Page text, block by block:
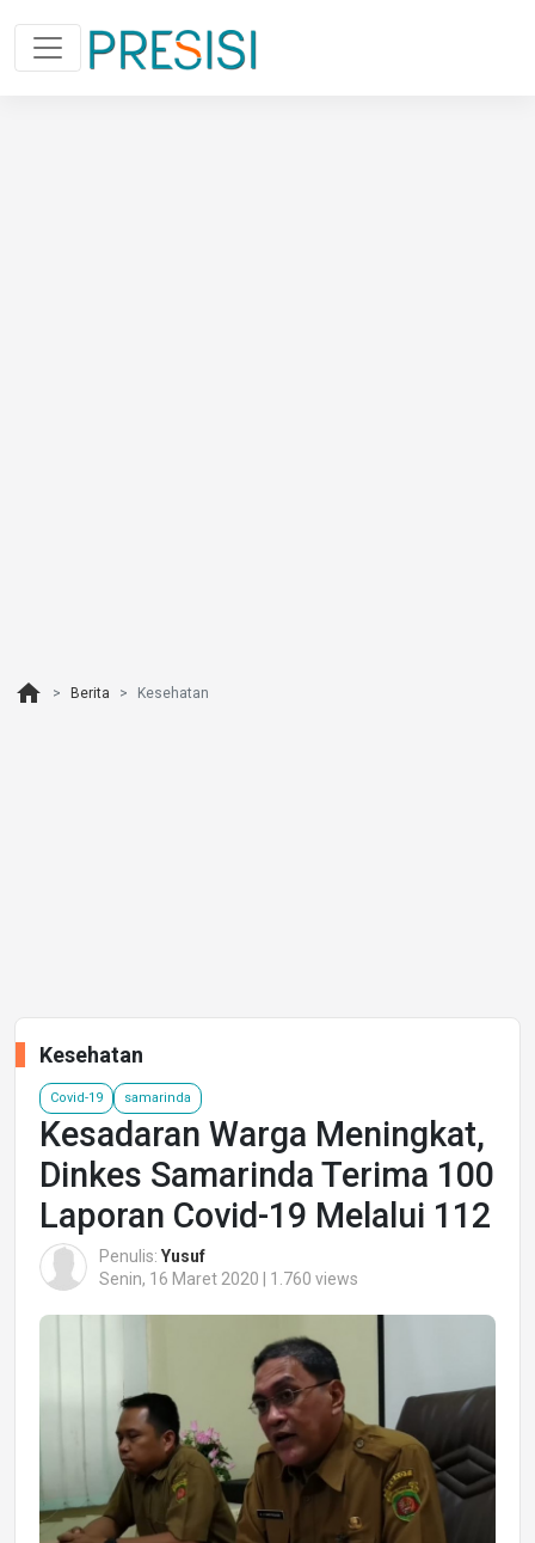
home Berita Kesehatan
Kesehatan
Covid-19 samarinda
Kesadaran Warga Meningkat,
Dinkes Samarinda Terima 100
Laporan Covid-19 Melalui 112
Penulis: Yusuf
Senin, 16 Maret 2020 | 1.760 views